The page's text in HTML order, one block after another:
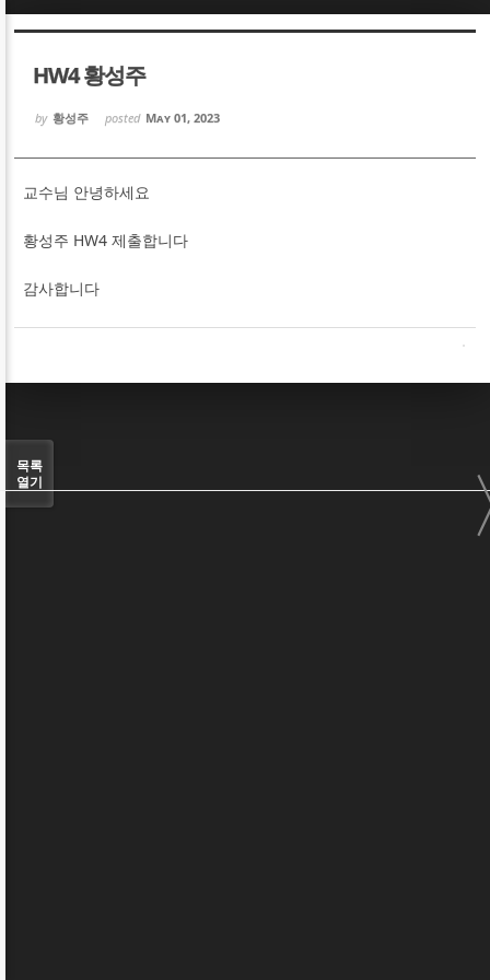
HW4 황성주
by 황성주 posted May 01, 2023
교수님 안녕하세요
황성주 HW4 제출합니다
감사합니다
목록
열기
Sketchbook5, 스케치북5
Sketchbook5, 스케치북5
Sketchbook5, 스케치북5
Sketchbook5, 스케치북5